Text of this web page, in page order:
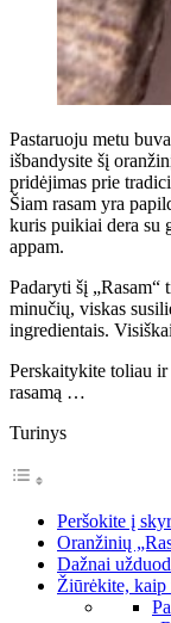
Pastaruoju metu
išbandysite šį
pridėjimas prie
Šiam rasam yra
kuris puikiai dera su
appam.
Padaryti šį
minučių, viskas
ingredientais.
Perskaitykite toliau
rasamą …
Turinys
Peršokite į
Oranžinių
Dažnai
Žiūrėkite, kaip